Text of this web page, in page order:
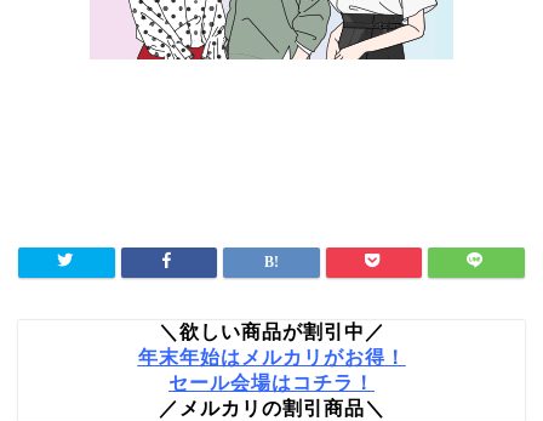
＼欲しい商品が割引中／
年末年始はメルカリがお得！
セール会場はコチラ！
／メルカリの割引商品＼